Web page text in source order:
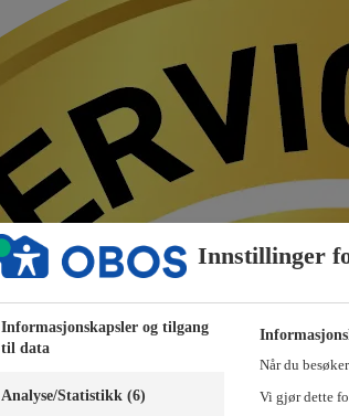
Innstillinger
Informasjonskapsler og tilgang
til data
Analyse/Statistikk (6)
Når du
Vi gjør dette